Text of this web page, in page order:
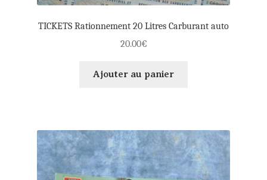
TICKETS Rationnement 20 Litres Carburant auto
20.00€
Ajouter au panier